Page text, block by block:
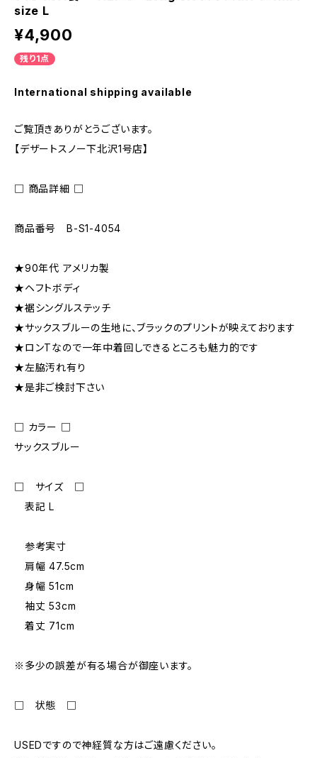
size L
¥4,900
残り1点
International shipping available
ご覧頂きありがとうございます。
【デザートスノー下北沢1号店】
□ 商品詳細 □
商品番号 B-S1-4054
★90年代 アメリカ製
★ヘフトボディ
★裾シングルステッチ
★サックスブルーの生地に、ブラックのプリントが映えております
★ロンTなので一年中着回しできるところも魅力的です
★左脇汚れ有り
★是非ご検討下さい
□ カラー □
サックスブルー
□ サイズ □
表記 L
参考実寸
肩幅 47.5cm
身幅 51cm
袖丈 53cm
着丈 71cm
※多少の誤差が有る場合が御座います。
□ 状態 □
USEDですので神経質な方はご遠慮ください。